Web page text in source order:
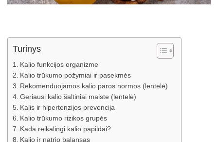
Turinys
Kalio funkcijos organizme
Kalio trūkumo požymiai ir pasekmės
Rekomenduojamos kalio paros normos (lentelė)
Geriausi kalio šaltiniai maiste (lentelė)
Kalis ir hipertenzijos prevencija
Kalio trūkumo rizikos grupės
Kada reikalingi kalio papildai?
Kalio ir natrio balansas